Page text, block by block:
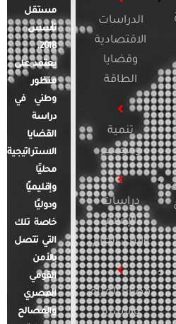
الدراسات
الاقتصادية
وقضايا
الطاقة
تنمية
ومجتمع
دراسات
الإعلام
والرأي العام
قضايا المرأة
والأسرة
مستقل
تأسس
2018.
يعتمد على
منظور
وطني في
دراسة
القضايا
الاستراتيجية
محليًا
وإقليميًا
ودوليًا
خاصة تلك
التي تتصل
بالأمن
القومي
المصري
والمصالح